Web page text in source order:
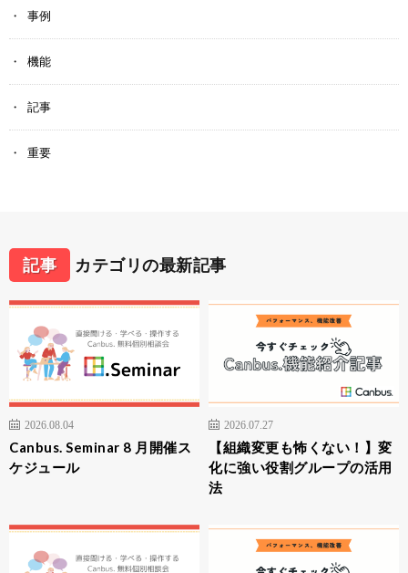
事例
機能
記事
重要
記事 カテゴリの最新記事
2026.08.04
Canbus. Seminar 8 月開催ス
ケジュール
2026.07.27
【組織変更も怖くない！】変
化に強い役割グループの活用
法